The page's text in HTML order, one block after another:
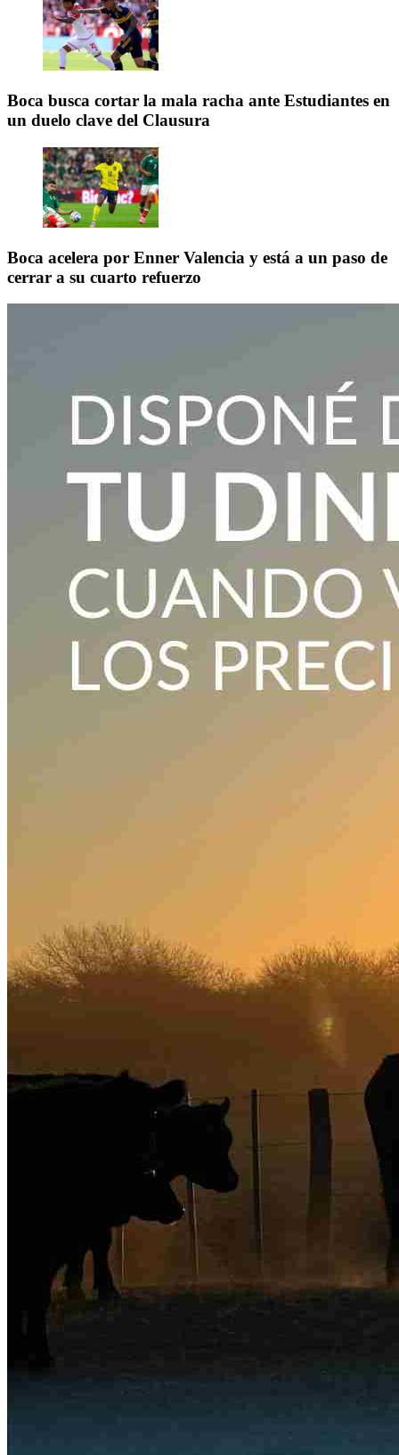
Boca busca cortar la mala racha ante Estudiantes en
un duelo clave del Clausura
Boca acelera por Enner Valencia y está a un paso de
cerrar a su cuarto refuerzo